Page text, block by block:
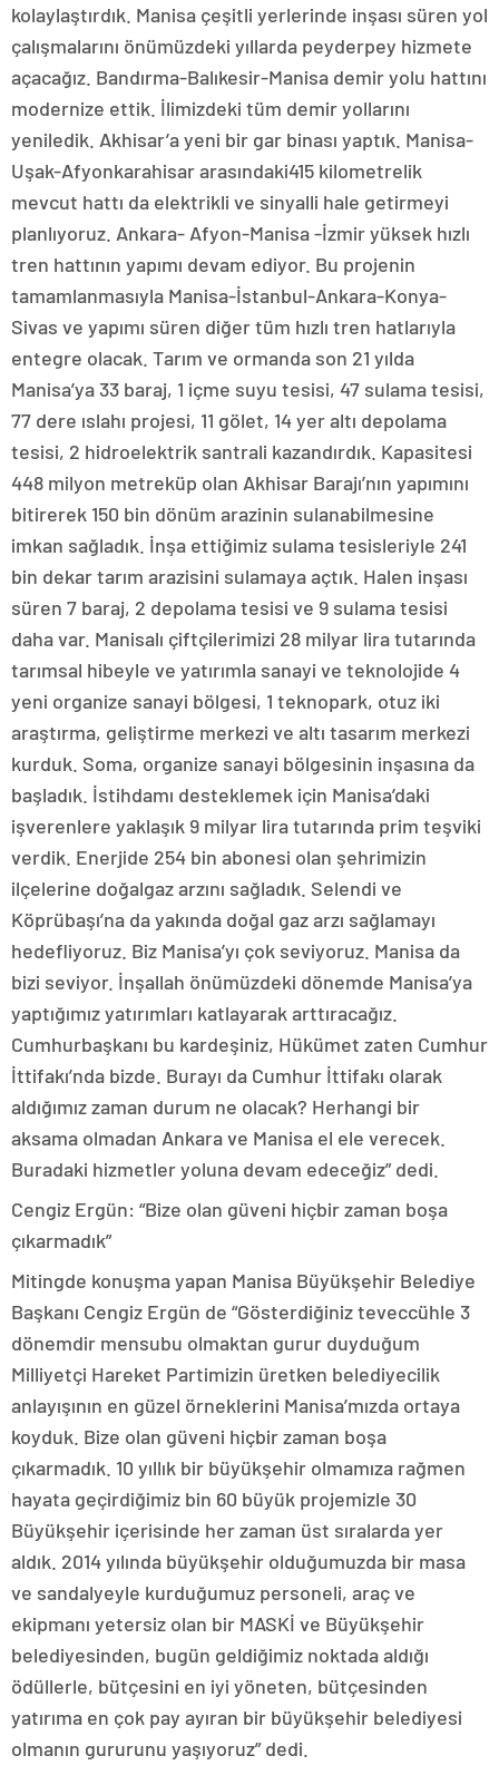
kolaylaştırdık. Manisa çeşitli yerlerinde inşası süren yol
çalışmalarını önümüzdeki yıllarda peyderpey hizmete
açacağız. Bandırma-Balıkesir-Manisa demir yolu hattını
modernize ettik. İlimizdeki tüm demir yollarını
yeniledik. Akhisar’a yeni bir gar binası yaptık. Manisa-
Uşak-Afyonkarahisar arasındaki415 kilometrelik
mevcut hattı da elektrikli ve sinyalli hale getirmeyi
planlıyoruz. Ankara- Afyon-Manisa -İzmir yüksek hızlı
tren hattının yapımı devam ediyor. Bu projenin
tamamlanmasıyla Manisa-İstanbul-Ankara-Konya-
Sivas ve yapımı süren diğer tüm hızlı tren hatlarıyla
entegre olacak. Tarım ve ormanda son 21 yılda
Manisa’ya 33 baraj, 1 içme suyu tesisi, 47 sulama tesisi,
77 dere ıslahı projesi, 11 gölet, 14 yer altı depolama
tesisi, 2 hidroelektrik santrali kazandırdık. Kapasitesi
448 milyon metreküp olan Akhisar Barajı’nın yapımını
bitirerek 150 bin dönüm arazinin sulanabilmesine
imkan sağladık. İnşa ettiğimiz sulama tesisleriyle 241
bin dekar tarım arazisini sulamaya açtık. Halen inşası
süren 7 baraj, 2 depolama tesisi ve 9 sulama tesisi
daha var. Manisalı çiftçilerimizi 28 milyar lira tutarında
tarımsal hibeyle ve yatırımla sanayi ve teknolojide 4
yeni organize sanayi bölgesi, 1 teknopark, otuz iki
araştırma, geliştirme merkezi ve altı tasarım merkezi
kurduk. Soma, organize sanayi bölgesinin inşasına da
başladık. İstihdamı desteklemek için Manisa’daki
işverenlere yaklaşık 9 milyar lira tutarında prim teşviki
verdik. Enerjide 254 bin abonesi olan şehrimizin
ilçelerine doğalgaz arzını sağladık. Selendi ve
Köprübaşı’na da yakında doğal gaz arzı sağlamayı
hedefliyoruz. Biz Manisa’yı çok seviyoruz. Manisa da
bizi seviyor. İnşallah önümüzdeki dönemde Manisa’ya
yaptığımız yatırımları katlayarak arttıracağız.
Cumhurbaşkanı bu kardeşiniz, Hükümet zaten Cumhur
İttifakı’nda bizde. Burayı da Cumhur İttifakı olarak
aldığımız zaman durum ne olacak? Herhangi bir
aksama olmadan Ankara ve Manisa el ele verecek.
Buradaki hizmetler yoluna devam edeceğiz” dedi.
Cengiz Ergün: “Bize olan güveni hiçbir zaman boşa
çıkarmadık”
Mitingde konuşma yapan Manisa Büyükşehir Belediye
Başkanı Cengiz Ergün de “Gösterdiğiniz teveccühle 3
dönemdir mensubu olmaktan gurur duyduğum
Milliyetçi Hareket Partimizin üretken belediyecilik
anlayışının en güzel örneklerini Manisa’mızda ortaya
koyduk. Bize olan güveni hiçbir zaman boşa
çıkarmadık. 10 yıllık bir büyükşehir olmamıza rağmen
hayata geçirdiğimiz bin 60 büyük projemizle 30
Büyükşehir içerisinde her zaman üst sıralarda yer
aldık. 2014 yılında büyükşehir olduğumuzda bir masa
ve sandalyeyle kurduğumuz personeli, araç ve
ekipmanı yetersiz olan bir MASKİ ve Büyükşehir
belediyesinden, bugün geldiğimiz noktada aldığı
ödüllerle, bütçesini en iyi yöneten, bütçesinden
yatırıma en çok pay ayıran bir büyükşehir belediyesi
olmanın gururunu yaşıyoruz” dedi.